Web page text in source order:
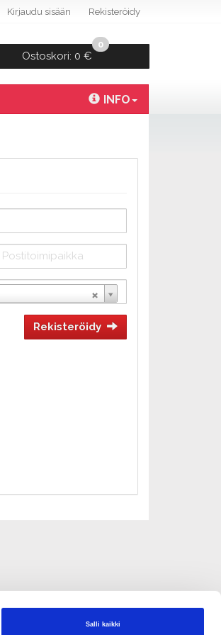
Salli kaikki
Kirjaudu sisään Rekisteröidy
Ostoskori: 0 €
0
INFO
Rekisteröidy